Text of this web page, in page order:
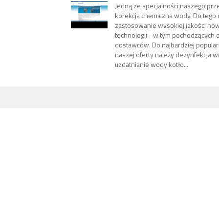
Jedną ze specjalności naszego
korekcja chemiczna wody. Do
zastosowanie wysokiej jakości
technologii - w tym pochodzących
dostawców. Do najbardziej
naszej oferty należy dezynfekcja
uzdatnianie wody kotło...